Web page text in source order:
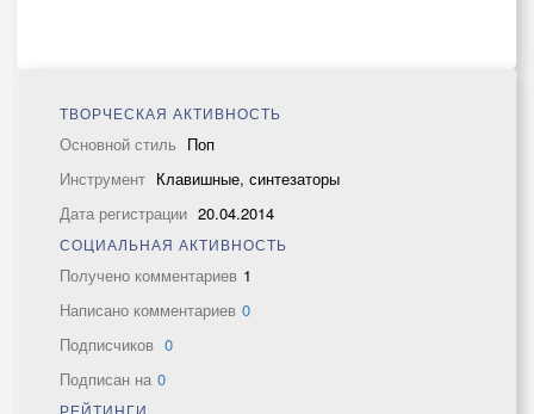
ТВОРЧЕСКАЯ АКТИВНОСТЬ
Основной стиль Поп
Инструмент Клавишные, синтезаторы
Дата регистрации 20.04.2014
СОЦИАЛЬНАЯ АКТИВНОСТЬ
Получено комментариев 1
Написано комментариев 0
Подписчиков 0
Подписан на 0
РЕЙТИНГИ